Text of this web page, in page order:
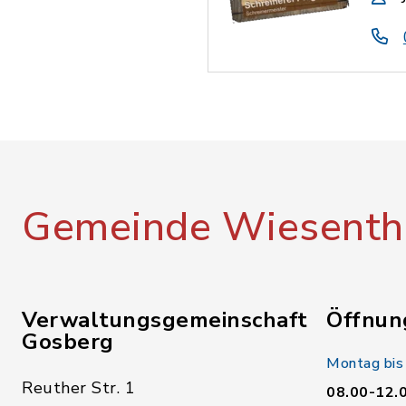
Gemeinde
Verwaltungsgemeinschaft
Gosberg
Reuther Str. 1
Montag
08.00-